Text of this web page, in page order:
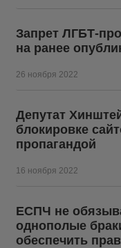
Запрет ЛГБТ-
на ранее
26 ноября 2022
Депутат
блокировке
пропагандой
16 ноября 2022
ЕСПЧ не
однополые
обеспечить